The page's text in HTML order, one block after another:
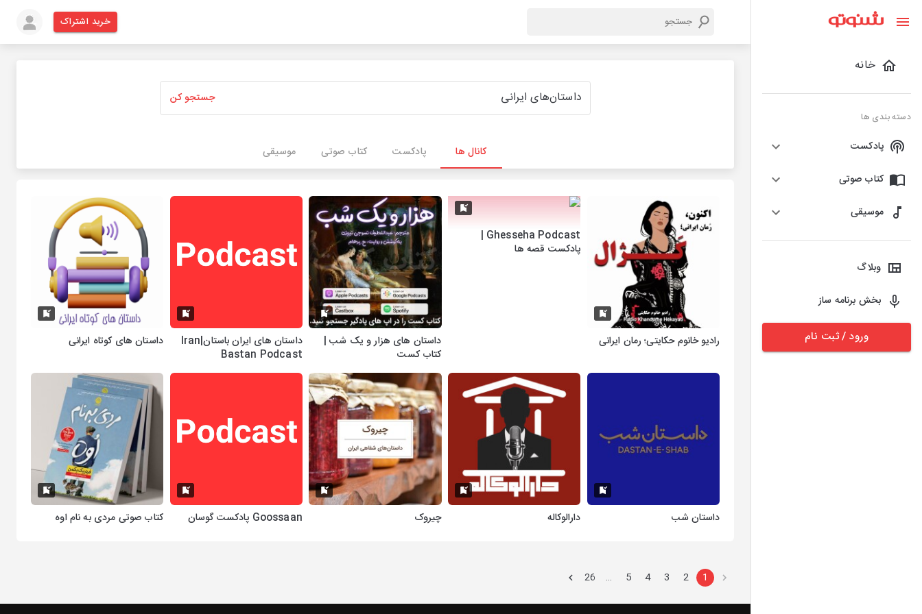
خانه
دسته بندی ها
پادکست
کتاب صوتی
موسیقی
وبلاگ
بخش برنامه ساز
ورود / ثبت نام
خرید اشتراک
جستجو کن
کانال ها پادکست کتاب صوتی موسیقی
رادیو خانوم حکایتی؛ رمان ایرانی
Ghesseha Podcast |
پادکست قصه‌ ها
داستان های هزار و یک شب |
کتاب کست
داستان های ایران باستان|Iran
Bastan Podcast
داستان های کوتاه ایرانی
داستان شب دارالوکاله چیروک Goossaan پادکست گوسان کتاب صوتی مردی به نام اوه
1
2
3
4
5
…
26